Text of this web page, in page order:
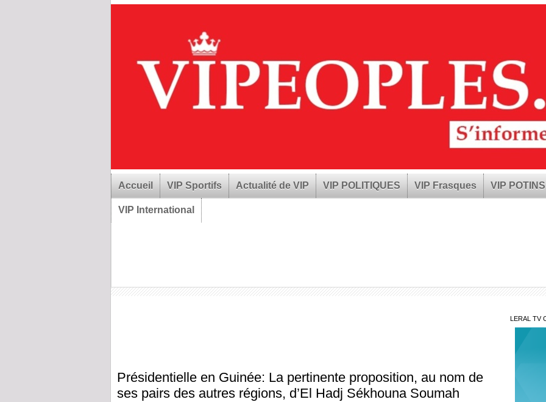
Accueil VIP Sportifs Actualité de VIP VIP POLITIQUES VIP Frasques VIP POTINS
VIP International
Présidentielle en Guinée: La pertinente proposition, au nom de
ses pairs des autres régions, d’El Hadj Sékhouna Soumah
LERAL TV